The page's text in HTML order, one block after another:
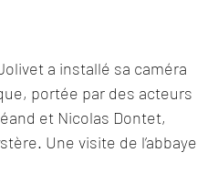
a installé sa caméra
portée par des acteurs
et Nicolas Dontet,
Une visite de l’abbaye